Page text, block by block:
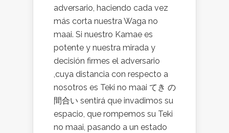
adversario, haciendo cada vez
más corta nuestra Waga no
maai. Si nuestro Kamae es
potente y nuestra mirada y
decisión firmes el adversario
,cuya distancia con respecto a
nosotros es Teki no maai てき の
間合い sentirá que invadimos su
espacio, que rompemos su Teki
no maai, pasando a un estado